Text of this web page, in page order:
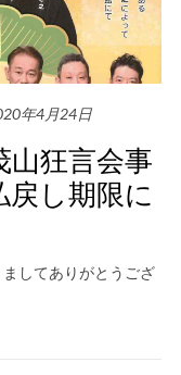
年4月24日
山狂言会事
し期限に
してありがとうござ